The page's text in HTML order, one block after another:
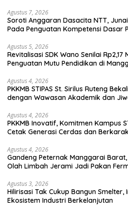
Agustus 7, 2026
Soroti Anggaran Dasacita NTT,
Pada Penguatan Kompetensi Dasar
Agustus 5, 2026
Revitalisasi SDK Wano Senilai
Penguatan Mutu Pendidikan di
Agustus 4, 2026
PKKMB STIPAS St. Sirilus Ruteng
dengan Wawasan Akademik dan
Agustus 4, 2026
PKKMB Inovatif, Komitmen Kampus
Cetak Generasi Cerdas dan
Agustus 4, 2026
Gandeng Peternak Manggarai
Olah Limbah Jerami Jadi Pakan
Agustus 3, 2026
Hilirisasi Tak Cukup Bangun
Ekosistem Industri Berkelanjutan